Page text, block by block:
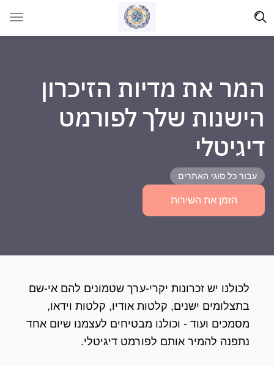
המר את מדיות הזיכרון
הישנות שלך לפורמט
דיגיטלי
עבור כל סוגי האתרים
הזמן את השירות
לכולנו יש זכרונות יקרי-ערך שטמונים להם אי-שם
בתצלומים ישנים, קלטות אודיו, קלטות וידאו,
מסמכים ועוד - וכולנו מבטיחים לעצמנו שיום אחד
נתפנה להמיר אותם לפורמט דיגיטלי.